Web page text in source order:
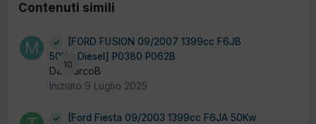
Contenuti simili
10
[FORD FUSION 09/2007 1399cc F6JB
50Kw Diesel] P0380 P062B
Da MarcoB
Iniziato 9 Luglio 2025
[Ford Fiesta 09/2003 1399cc F6JA 50Kw